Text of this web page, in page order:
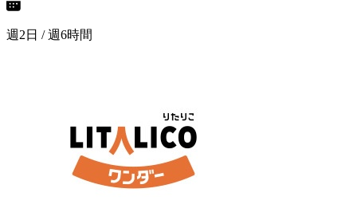
週2日 / 週6時間